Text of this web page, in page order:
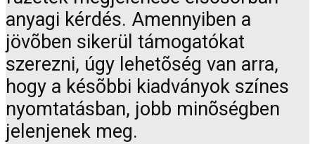
anyagi kérdés. Amennyiben a
jövõben sikerül támogatókat
szerezni, úgy lehetõség van arra,
hogy a késõbbi kiadványok színes
nyomtatásban, jobb minõségben
jelenjenek meg.